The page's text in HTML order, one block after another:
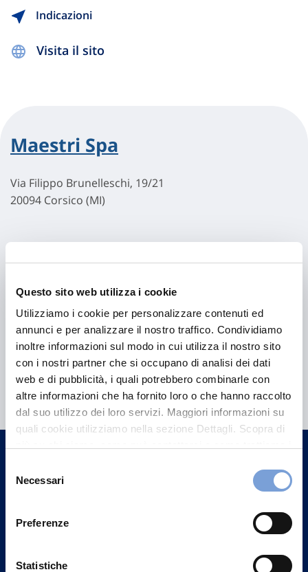
Questo sito web utilizza i cookie
Utilizziamo i cookie per personalizzare contenuti ed
annunci e per analizzare il nostro traffico. Condividiamo
inoltre informazioni sul modo in cui utilizza il nostro sito
con i nostri partner che si occupano di analisi dei dati
web e di pubblicità, i quali potrebbero combinarle con
altre informazioni che ha fornito loro o che hanno raccolto
dal suo utilizzo dei loro servizi. Maggiori informazioni su
quali cookie utilizziamo nella sezione Dettagli. Scopra di
può trovare nel footer del sito nella sezione "Informativa
delNecessari
Preferenze
Statistiche
Indicazioni
Visita il sito
Maestri Spa
Via Filippo Brunelleschi, 19/21
20094 Corsico (MI)
Hai bisogno di
informazioni?
Trova l'Agenzia più vicina a te e parla con
Contattaci